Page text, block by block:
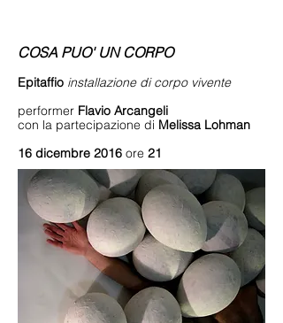
COSA PUO' UN CORPO
Epitaffio installazione di corpo vivente
performer Flavio Arcangeli
con la partecipazione di Melissa Lohman
16 dicembre 2016 ore 21